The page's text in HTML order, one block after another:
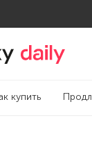
Блог
купить